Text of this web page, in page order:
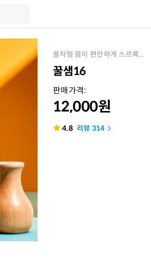
꿀처럼 몸이 편안하게 스르륵...
꿀샘16
판매가격:
12,000원
4.8 리뷰 314